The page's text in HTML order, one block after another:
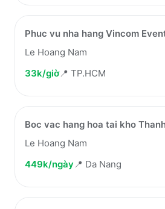
Phuc vu nha hang Vincom
Le Hoang Nam
33k/giờ📍 TP.HCM
Boc vac hang hoa tai kho
Le Hoang Nam
449k/ngày📍 Da Nang